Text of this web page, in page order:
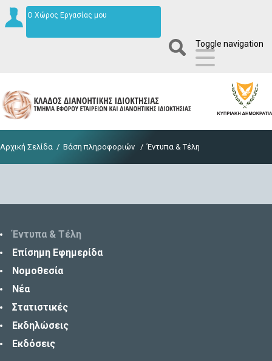
Ο Χώρος Εργασίας μου
Toggle navigation
Αρχική Σελίδα / Βάση πληροφοριών /Έντυπα & Τέλη
Έντυπα & Τέλη
Επίσημη Εφημερίδα
Νομοθεσία
Νέα
Στατιστικές
Εκδηλώσεις
Εκδόσεις